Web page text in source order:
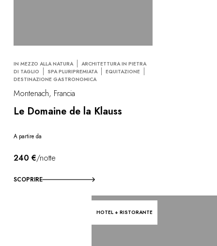
IN MEZZO ALLA NATURA
ARCHITETTURA IN PIETRA
DI TAGLIO
SPA PLURIPREMIATA
EQUITAZIONE
DESTINAZIONE GASTRONOMICA
Montenach, Francia
Le Domaine de la Klauss
A partire da
240 €/notte
SCOPRIRE
HOTEL + RISTORANTE